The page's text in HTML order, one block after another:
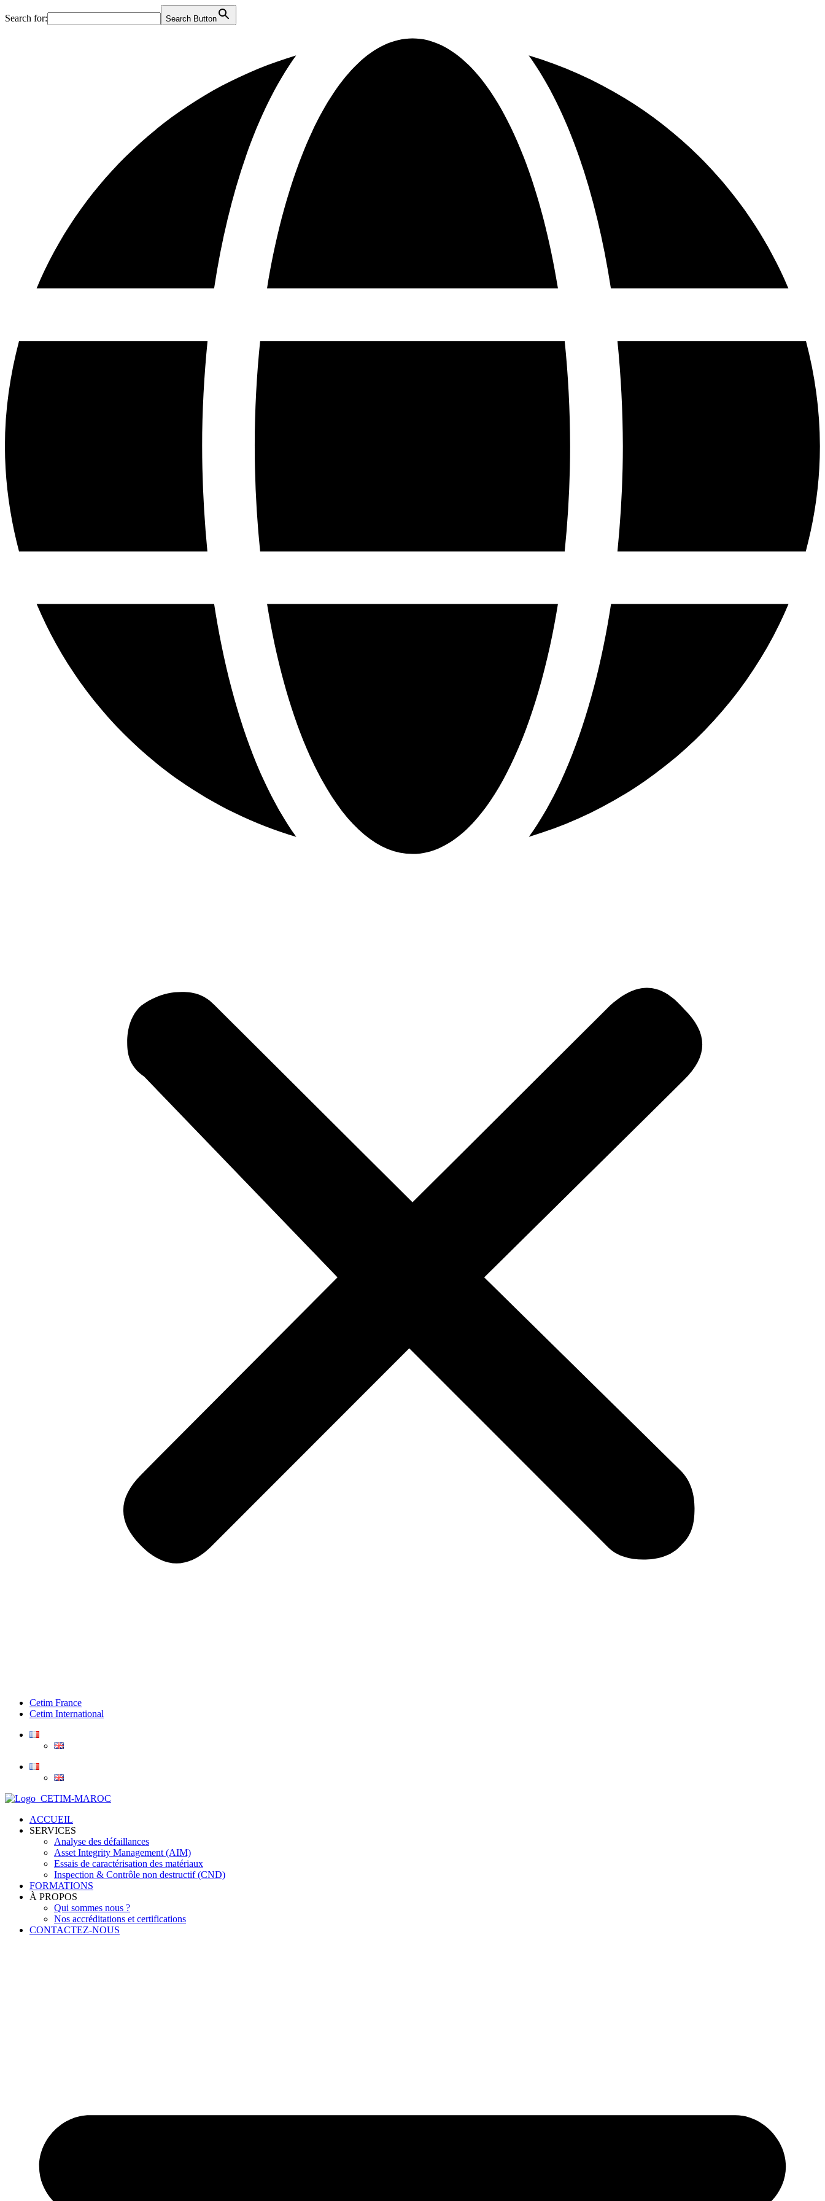
Search for: Search Button
Cetim France
Cetim International
ACCUEIL
SERVICES
Analyse des défaillances
Asset Integrity Management (AIM)
Essais de caractérisation des matériaux
Inspection & Contrôle non destructif (CND)
FORMATIONS
À PROPOS
Qui sommes nous ?
Nos accréditations et certifications
CONTACTEZ-NOUS